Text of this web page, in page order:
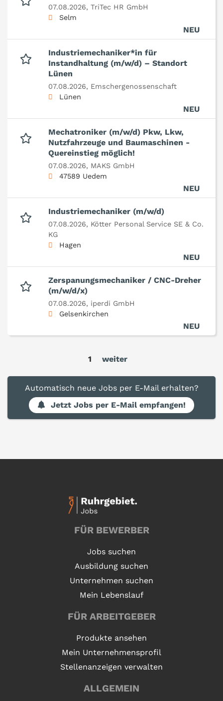
07.08.2026, TriTec HR GmbH
Selm
NEU
Industriemechaniker*in für
Instandhaltung (m/w/d) – Standort
Lünen
07.08.2026, Emschergenossenschaft
Lünen
NEU
Mechatroniker (m/w/d) Pkw, Lkw,
Nutzfahrzeuge und Baumaschinen -
Quereinstieg möglich!
07.08.2026, MAKS GmbH
47589 Uedem
NEU
Industriemechaniker (m/w/d)
07.08.2026, Kötter Personal Service SE & Co.
KG
Hagen
NEU
Zerspanungsmechaniker / CNC-Dreher
(m/w/d/x)
07.08.2026, iperdi GmbH
Gelsenkirchen
NEU
1 weiter
Automatisch neue Jobs per E-Mail erhalten?
Jetzt Jobs per E-Mail empfangen!
FÜR BEWERBER
Jobs suchen
Ausbildung suchen
Unternehmen suchen
Mein Lebenslauf
FÜR ARBEITGEBER
Produkte ansehen
Mein Unternehmensprofil
Stellenanzeigen verwalten
ALLGEMEIN